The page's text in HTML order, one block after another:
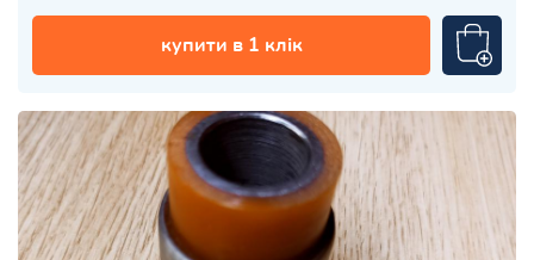
купити в 1 клік